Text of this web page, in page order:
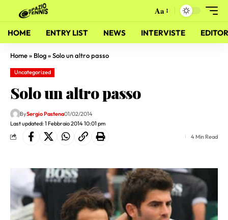
Aa
HOME ENTRY LIST NEWS INTERVISTE
Home» Blog»Solo un altro passo
Uncategorized
Solo un altro passo
Last updated: 1 Febbraio 2014 10:01 pm
BySergio Pastena01/02/2014
4 Min Read